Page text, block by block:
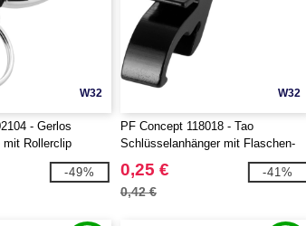
W32
- Gerlos
Rollerclip
-49%
W32
PF Concept 118018 - Tao
Schlüsselanhänger mit Flaschen-
und Dosenöffner
0,25 €
0,42 €
-41%